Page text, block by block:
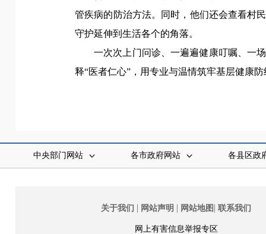
管疾病的防治方法。同时，他们还会查看村
守护延伸到生活各个的角落。
一次次上门问诊、一遍遍健康叮嘱、一
释“医者仁心”，用专业与温情筑牢基层健康
中央部门网站 各市政府网站 各县区政
关于我们 | 网站声明 | 网站地图 | 联系我们
网上有害信息举报专区